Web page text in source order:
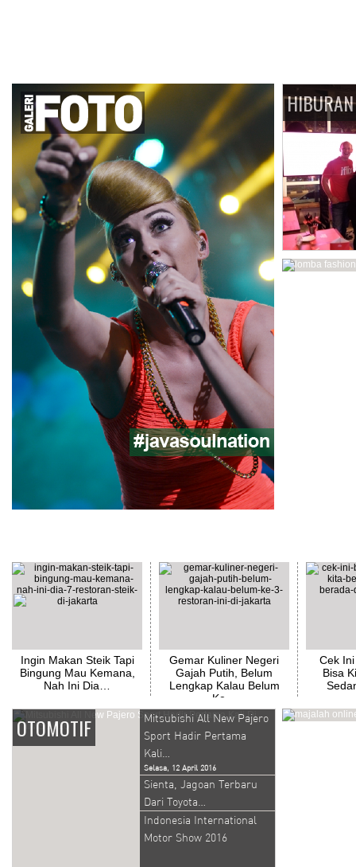
HIBURAN
Ingin Makan Steik Tapi
Bingung Mau Kemana,
Nah Ini Dia…
Gemar Kuliner Negeri
Gajah Putih, Belum
Lengkap Kalau Belum
Ke…
Cek
Bisa
OTOMOTIF
Mitsubishi All New Pajero
Sport Hadir Pertama
Kali…
Selasa, 12 April 2016
Sienta, Jagoan Terbaru
Dari Toyota…
Indonesia International
Motor Show 2016